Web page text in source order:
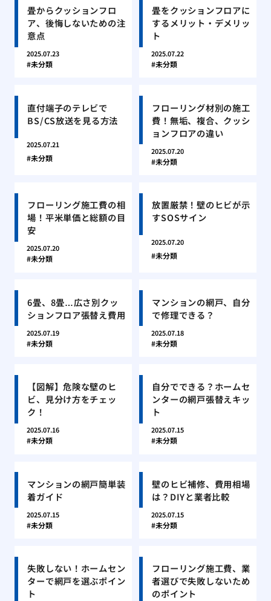
畳からクッションフロ
ア、後悔しないための注
意点
2025.07.23
未分類
畳をクッションフロアに
するメリット・デメリッ
ト
2025.07.22
未分類
直付端子のテレビで
BS/CS放送を見る方法
2025.07.21
未分類
フローリング材別の施工
費！無垢、複合、クッシ
ョンフロアの違い
2025.07.20
未分類
フローリング施工費の相
場！平米単価と総額の目
安
2025.07.20
未分類
放置厳禁！壁のヒビが示
すSOSサイン
2025.07.20
未分類
6畳、8畳…広さ別クッ
ションフロア張替え費用
2025.07.19
未分類
マンションの網戸、自分
で修理できる？
2025.07.18
未分類
【図解】危険な壁のヒ
ビ、見分け方をチェッ
ク！
2025.07.16
未分類
自分でできる？ホームセ
ンターの網戸張替えキッ
ト
2025.07.15
未分類
マンションの網戸簡単装
着ガイド
2025.07.15
未分類
壁のヒビ補修、費用相場
は？DIYと業者比較
2025.07.15
未分類
失敗しない！ホームセン
ターで網戸を選ぶポイン
ト
フローリング施工費、業
者選びで失敗しないため
のポイント